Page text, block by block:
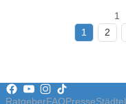
1
1
2
RatgeberFAQ PresseStädte